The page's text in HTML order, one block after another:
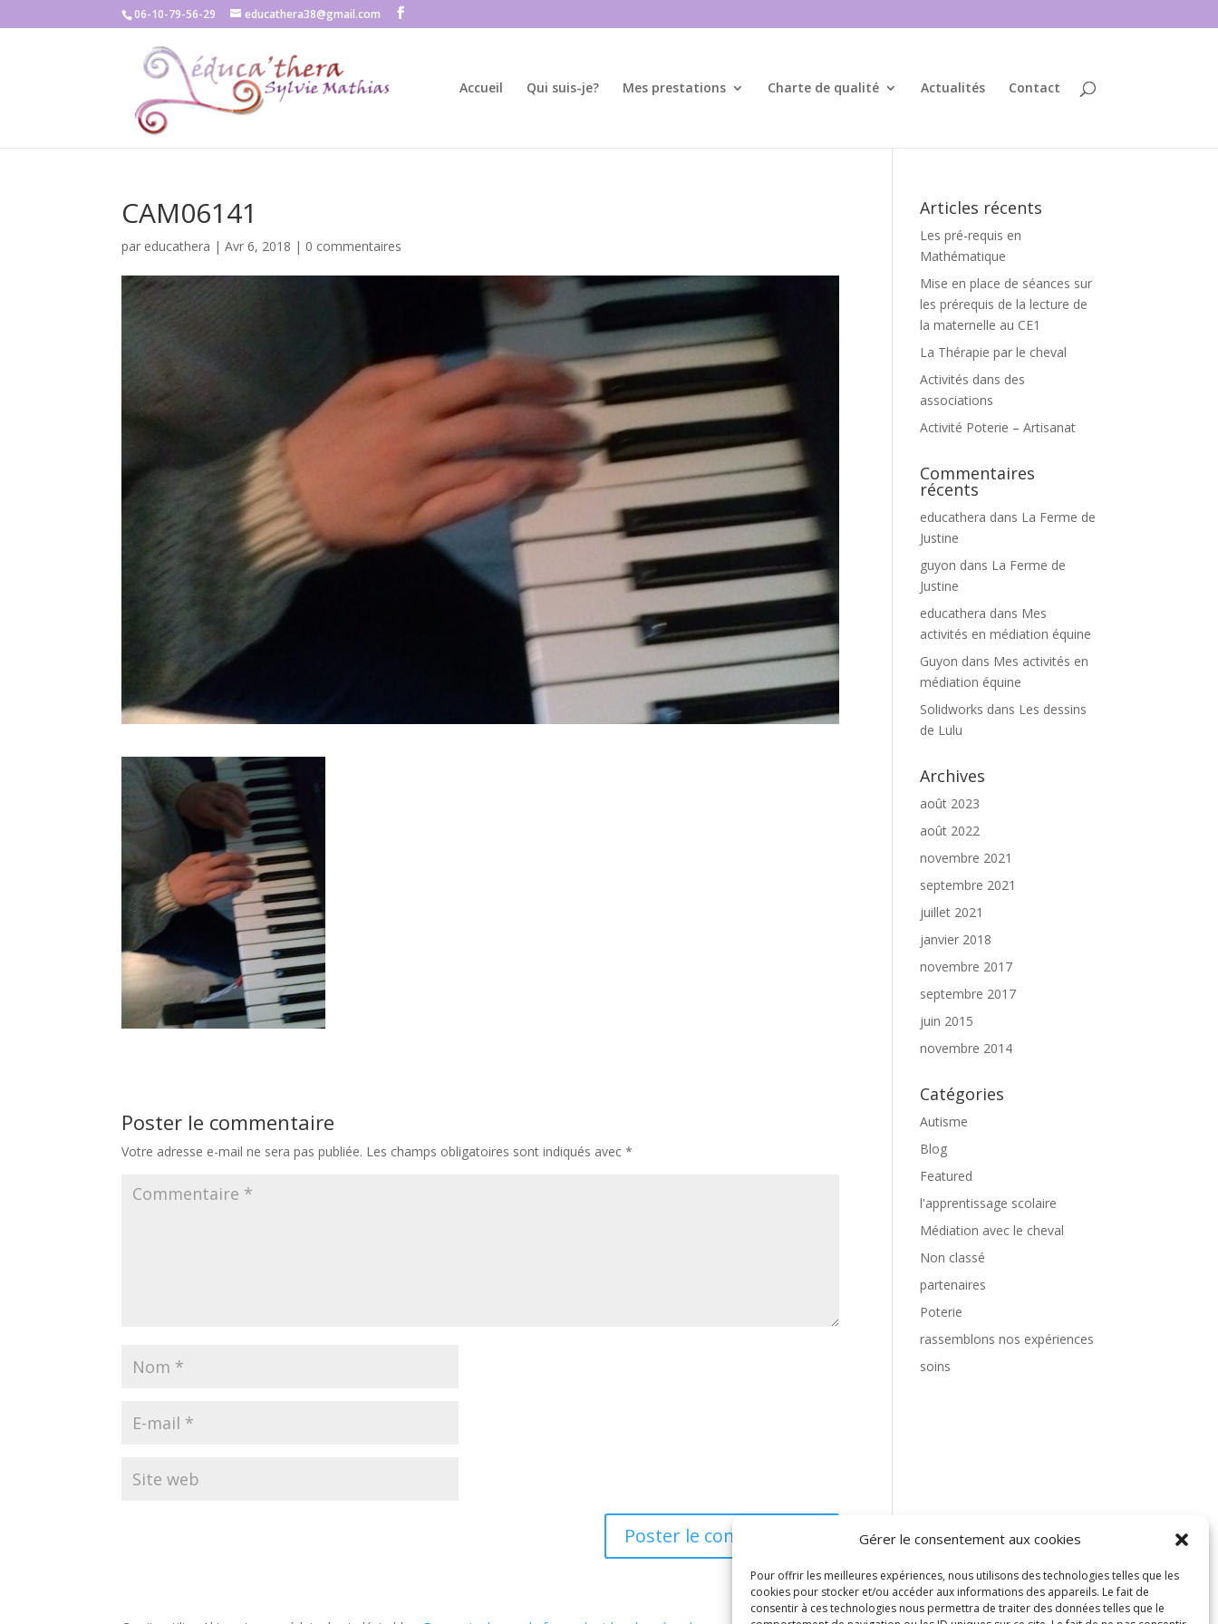
Gérer le consentement aux cookies
Pour offrir les meilleures expériences, nous utilisons des technologies telles que les
cookies pour stocker et/ou accéder aux informations des appareils. Le fait de
consentir à ces technologies nous permettra de traiter des données telles que le
06-10-79-56-29 educathera38@gmail.com
Accueil Qui suis-je? Mes prestations Charte de qualité Actualités Contact
CAM06141
par educathera |Avr 6, 2018 | 0 commentaires
Poster le commentaire
Votre adresse e-mail ne sera pas publiée. Les champs obligatoires sont indiqués avec*
Articles récents
Les pré-requis en
Mathématique
Mise en place de séances sur
les prérequis de la lecture de
la maternelle au CE1
La Thérapie par le cheval
Activités dans des
associations
Activité Poterie – Artisanat
Commentaires
récents
educathera dans La Ferme de
Justine
guyon dans La Ferme de
Justine
educathera dans Mes
activités en médiation équine
Guyon dans Mes activités en
médiation équine
Solidworks dans Les dessins
de Lulu
Archives
août 2023
août 2022
novembre 2021
septembre 2021
juillet 2021
janvier 2018
novembre 2017
septembre 2017
juin 2015
novembre 2014
Catégories
Autisme
Blog
Featured
l'apprentissage scolaire
Médiation avec le cheval
Non classé
partenaires
Poterie
rassemblons nos expériences
soins